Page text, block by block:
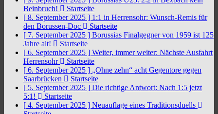
Beinbruch!
Startseite
[ 8. September 2025 ] 1:1 in Herrensohr: Wunsch-Remis für
den Borussen-Doc
Startseite
[ 7. September 2025 ] Borussias Finalgegner von 1959 ist 125
Jahre alt!
Startseite
[ 6. September 2025 ] Weiter, immer weiter: Nächste Ausfahrt
Herrensohr
Startseite
[ 6. September 2025 ] „Ohne zehn“ acht Gegentore gegen
Saarbrücken
Startseite
[ 5. September 2025 ] Die richtige Antwort: Nach 1:5 jetzt
5:1!
Startseite
[ 4. September 2025 ] Neuauflage eines Traditionsduells